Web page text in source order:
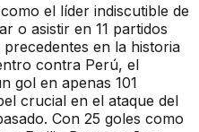
el líder indiscutible de
o asistir en 11 partidos
en la historia
contra Perú, el
gol en apenas 101
crucial en el ataque del
Con 25 goles como